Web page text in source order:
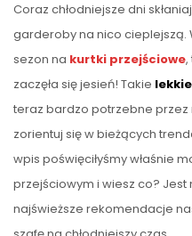
Coraz chłodniejsze dni
garderoby na nico cieplejszą.
sezon na kurtki przejściowe,
zaczęła się jesień! Takie
teraz bardzo potrzebne
zorientuj się w bieżących
wpis poświęciłyśmy właśnie
przejściowym i wiesz co?
najświeższe rekomendacje